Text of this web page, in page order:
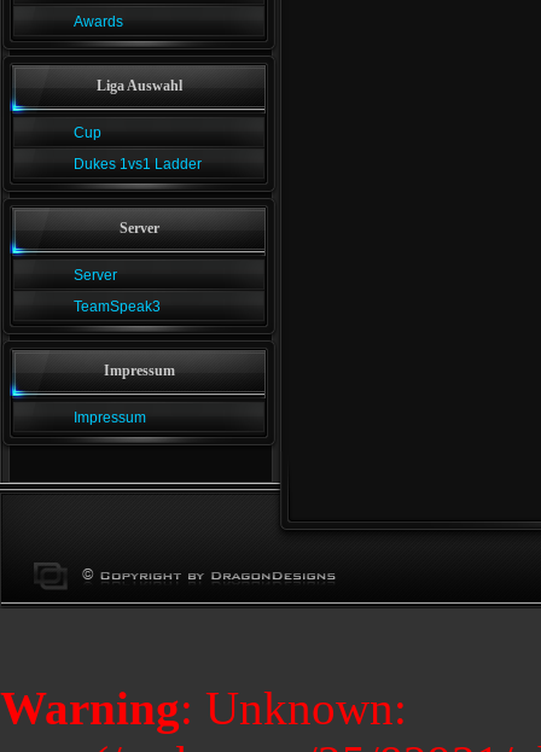
Awards
Liga Auswahl
Cup
Dukes 1vs1 Ladder
Server
Server
TeamSpeak3
Impressum
Impressum
Warning: Unknown: